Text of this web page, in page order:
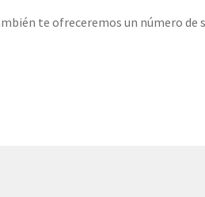
te ofreceremos un número de